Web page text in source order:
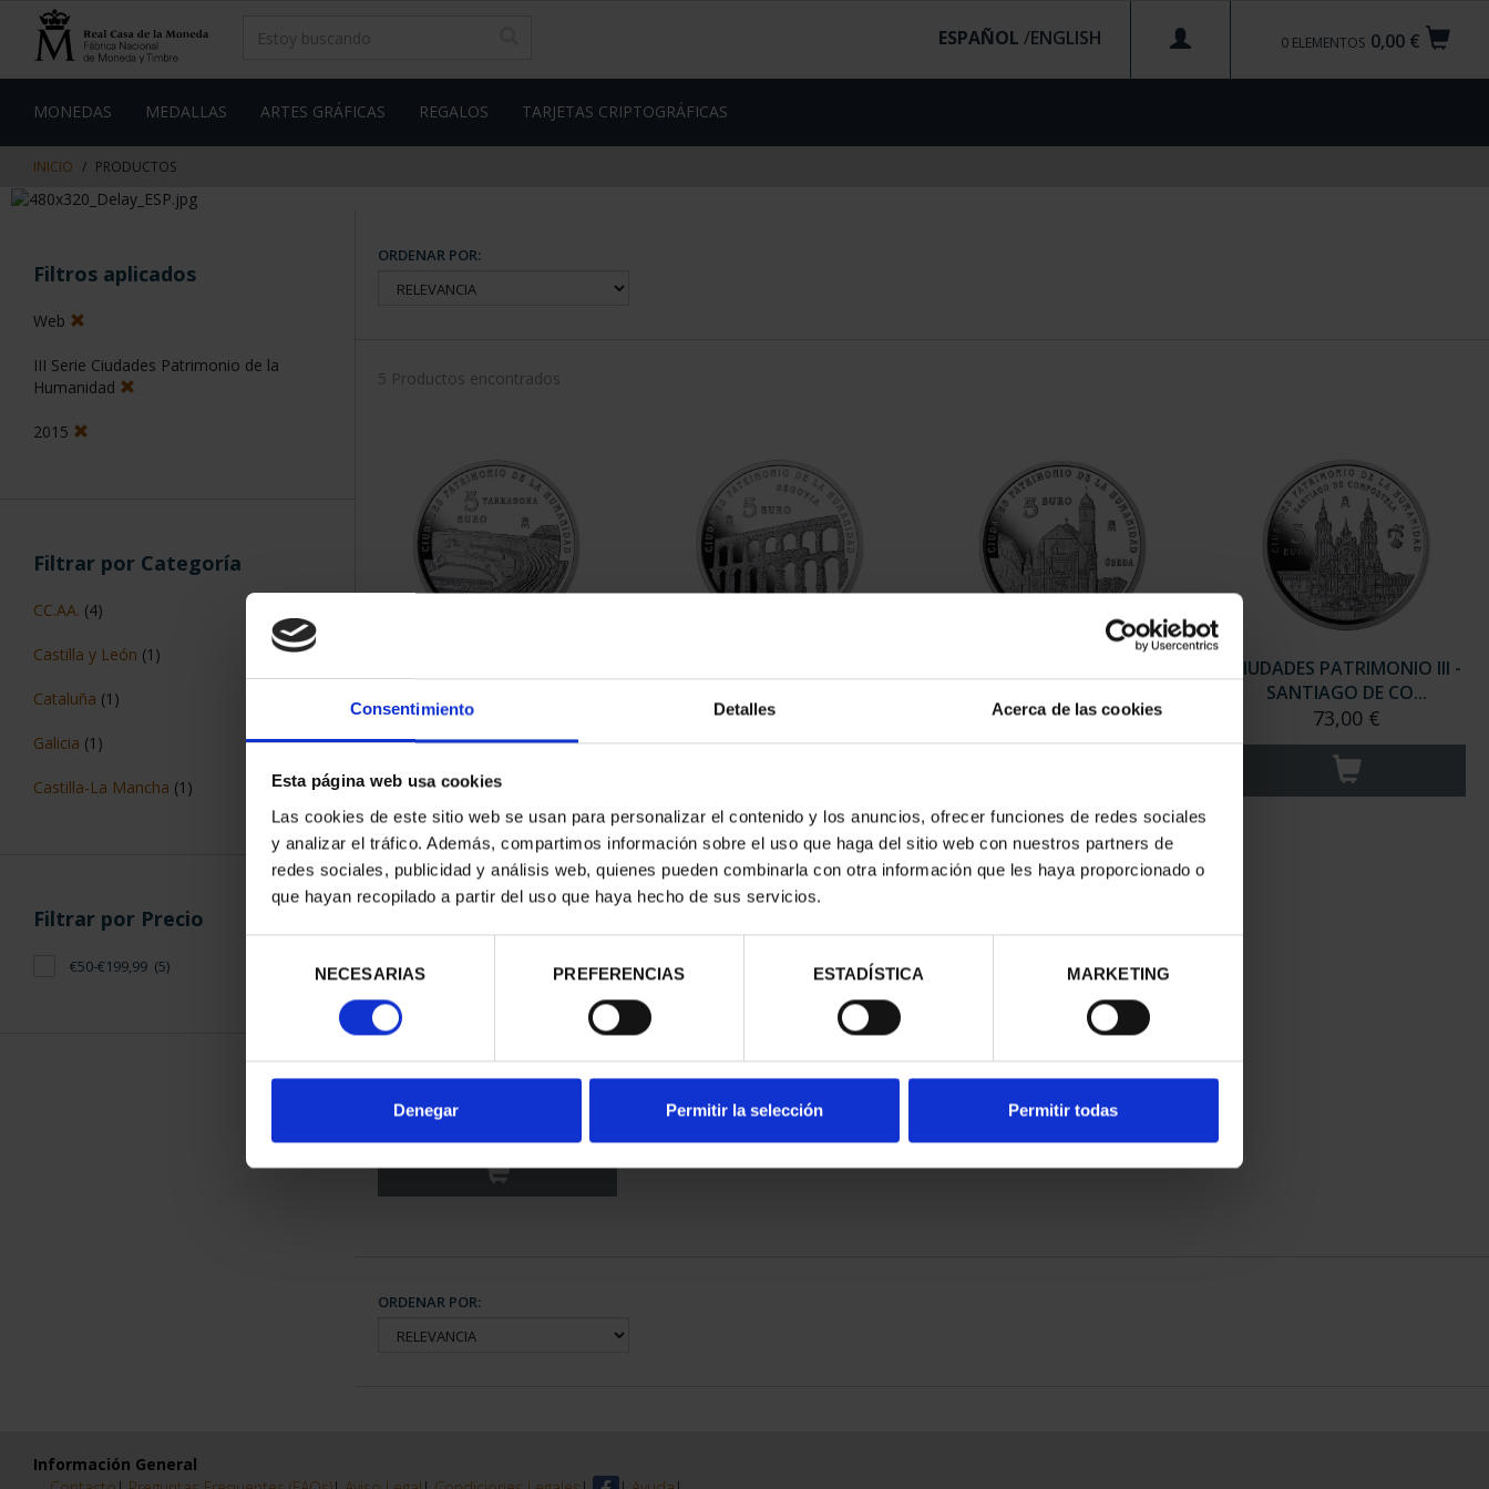
Consentimiento Detalles Acerca de las cookies
Esta página web usa cookies
Las cookies de este sitio web se usan para personalizar el contenido y los anuncios, ofrecer funciones de redes sociales
y analizar el tráfico. Además, compartimos información sobre el uso que haga del sitio web con nuestros partners de
redes sociales, publicidad y análisis web, quienes pueden combinarla con otra información que les haya proporcionado o
que hayan recopilado a partir del uso que haya hecho de sus servicios.
consentimiento
NECESARIAS PREFERENCIAS ESTADÍSTICA MARKETING
Denegar Permitir la selección Permitir todas
contenido
de
0,00 €
0 ELEMENTOS
ESPAÑOL /
MONEDAS MEDALLAS ARTES GRÁFICAS REGALOS TARJETAS CRIPTOGRÁFICAS
INICIO PRODUCTOS
Filtros aplicados
Web
III Serie Ciudades Patrimonio de la
Humanidad
2015
Filtrar por Categoría
CC.AA. (4)
Castilla y León (1)
Cataluña (1)
Galicia (1)
Castilla-La Mancha (1)
Filtrar por Precio
€50-€199,99 (5)
ORDENAR POR:
5 Productos encontrados
73,00 € 73,00 € 73,00 €
CIUDADES PATRIMONIO III -
SANTIAGO DE CO...
73,00 €
CIUDADES PATRIMONIO III -
ORDENAR POR:
Información General